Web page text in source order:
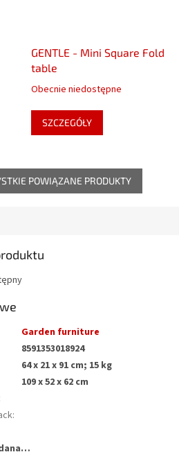
GENTLE - Mini Square Fold
table
Obecnie niedostępne
SZCZEGÓŁY
POWIĄZANE PRODUKTY
Garden furniture
8591353018924
64 x 21 x 91 cm; 15 kg
109 x 52 x 62 cm
: